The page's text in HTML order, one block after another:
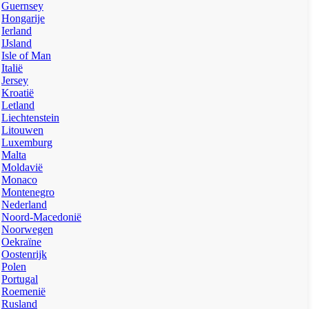
Guernsey
Hongarije
Ierland
IJsland
Isle of Man
Italië
Jersey
Kroatië
Letland
Liechtenstein
Litouwen
Luxemburg
Malta
Moldavië
Monaco
Montenegro
Nederland
Noord-Macedonië
Noorwegen
Oekraïne
Oostenrijk
Polen
Portugal
Roemenië
Rusland